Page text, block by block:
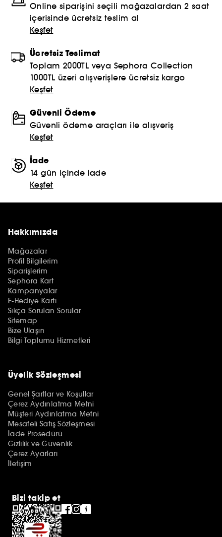
Online siparişini seçili mağazalardan 2 saat
içerisinde ücretsiz teslim al
Keşfet
Ücretsiz Teslimat
Toplam 2000TL veya Sephora Collection
1000TL üzeri alışverişlere ücretsiz kargo
Keşfet
Güvenli Ödeme
Güvenli ödeme araçları ile alışveriş
Keşfet
İade
14 gün içinde iade
Keşfet
Hakkımızda
Mağazalar
Profil Bilgilerim
Siparişlerim
Sephora Kart
Kampanyalar
E-Hediye Kartı
Sıkça Sorulan Sorular
Sitemap
Bize Ulaşın
Bilgi Toplumu Hizmetleri
Üyelik Sözleşmesi
Genel Şartlar ve Koşullar
Çerez Aydınlatma Metni
Müşteri Aydınlatma Metni
Mesafeli Satış Sözleşmesi
İade Prosedürü
Gizlilik ve Güvenlik
Çerez Ayarları
İletişim
Bizi takip et